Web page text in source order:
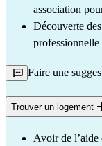
association
Découverte
Faire une
Trouver un logement
Avoir de l’aide